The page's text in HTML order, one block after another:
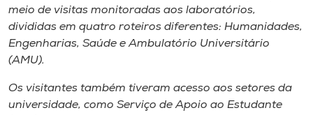
A-
meio de visitas monitoradas aos laboratórios,
divididas em quatro roteiros diferentes: Humanidades,
Engenharias, Saúde e Ambulatório Universitário
(AMU).
Os visitantes também tiveram acesso aos setores da
universidade, como Serviço de Apoio ao Estudante